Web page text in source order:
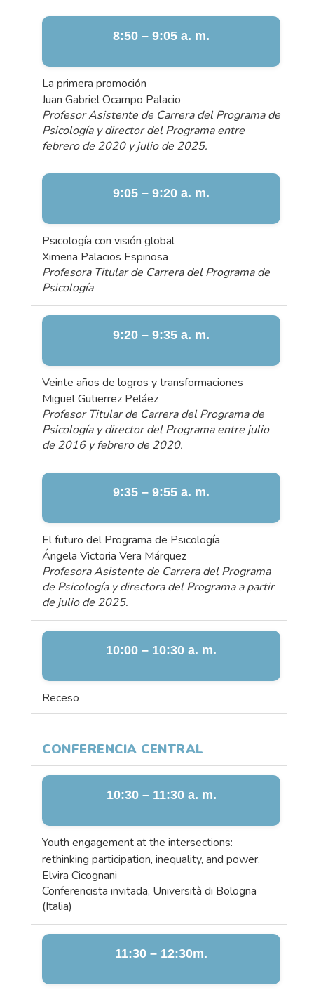
8:50 – 9:05 a. m.
La primera promoción
Juan Gabriel Ocampo Palacio
Profesor Asistente de Carrera del Programa de
Psicología y director del Programa entre
febrero de 2020 y julio de 2025.
9:05 – 9:20 a. m.
Psicología con visión global
Ximena Palacios Espinosa
Profesora Titular de Carrera del Programa de
Psicología
9:20 – 9:35 a. m.
Veinte años de logros y transformaciones
Miguel Gutierrez Peláez
Profesor Titular de Carrera del Programa de
Psicología y director del Programa entre julio
de 2016 y febrero de 2020.
9:35 – 9:55 a. m.
El futuro del Programa de Psicología
Ángela Victoria Vera Márquez
Profesora Asistente de Carrera del Programa
de Psicología y directora del Programa a partir
de julio de 2025.
10:00 – 10:30 a. m.
Receso
CONFERENCIA CENTRAL
10:30 – 11:30 a. m.
Youth engagement at the intersections:
rethinking participation, inequality, and power.
Elvira Cicognani
Conferencista invitada, Università di Bologna
(Italia)
11:30 – 12:30m.